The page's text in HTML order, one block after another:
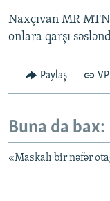
Naxçıvan MR
onlara qarşı
Paylaş
Buna da bax:
«Maskalı bir nəfər